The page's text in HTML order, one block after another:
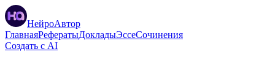
НейроАвтор
ГлавнаяРефератыДокладыЭссеСочинения
Создать с AI